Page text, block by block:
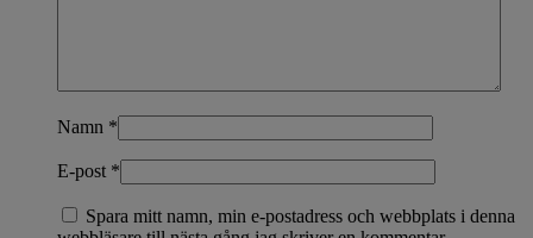
Namn *
E-post *
Spara mitt namn, min e-postadress och webbplats i denna